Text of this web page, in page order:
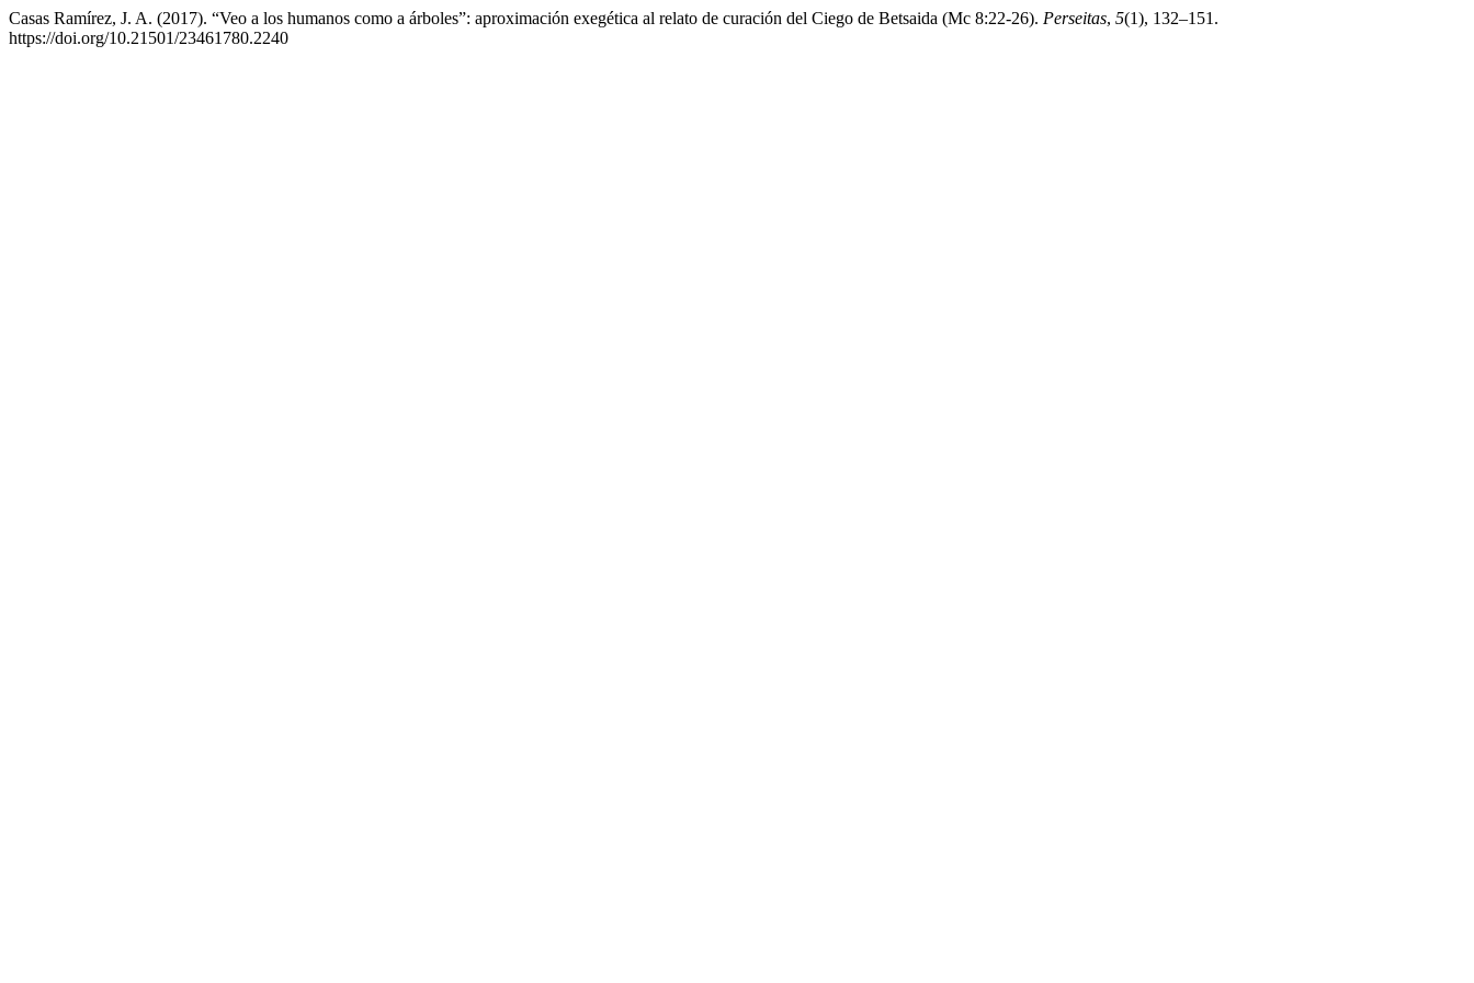
Casas Ramírez, J. A. (2017). “Veo a los humanos como a árboles”: aproximación exegética al relato de curación del Ciego de Betsaida (Mc 8:22-26). Perseitas, 5(1), 132–151.
https://doi.org/10.21501/23461780.2240